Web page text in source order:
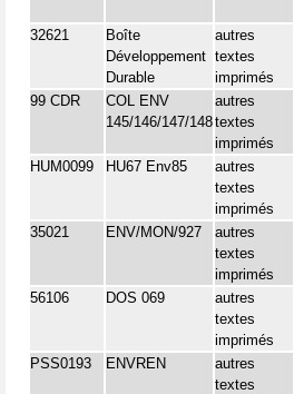
32621
Boîte
Développement
Durable
autres
textes
imprimés
99 CDR
COL ENV
145/146/147/148
autres
textes
imprimés
HUM0099 HU67 Env85
autres
textes
imprimés
35021 ENV/MON/927
autres
textes
imprimés
56106 DOS 069
autres
textes
imprimés
PSS0193 ENVREN
autres
textes